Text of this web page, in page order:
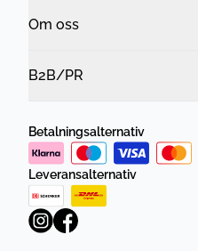
Om oss
B2B/PR
Betalningsalternativ
Leveransalternativ